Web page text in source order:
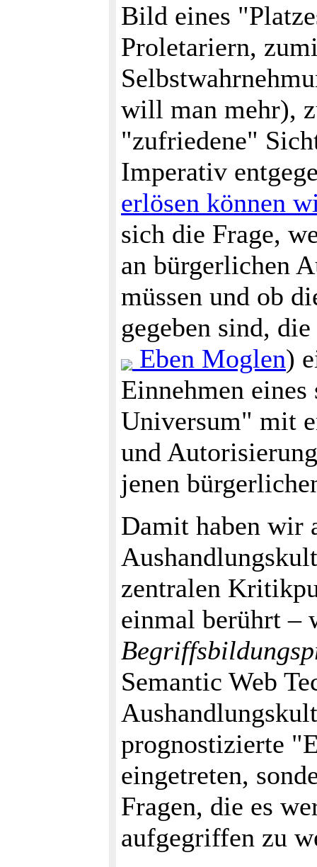
Bild eines
Proletariern,
will man mehr),
"zufriedene"
Imperativ
erlösen können
sich die Frage,
an bürgerlichen
müssen und ob
gegeben sind,
Eben Moglen)
Einnehmen
Universum" mit
und
jenen
Damit haben wir
zentralen
einmal berührt –
Semantic Web
prognostizierte
eingetreten,
Fragen, die es
aufgegriffen zu